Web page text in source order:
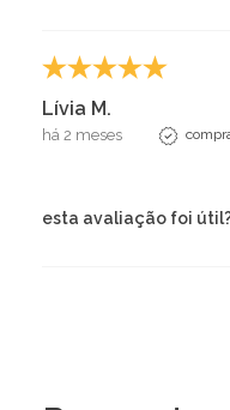
Lívia M.
há 2 meses
esta avaliação foi